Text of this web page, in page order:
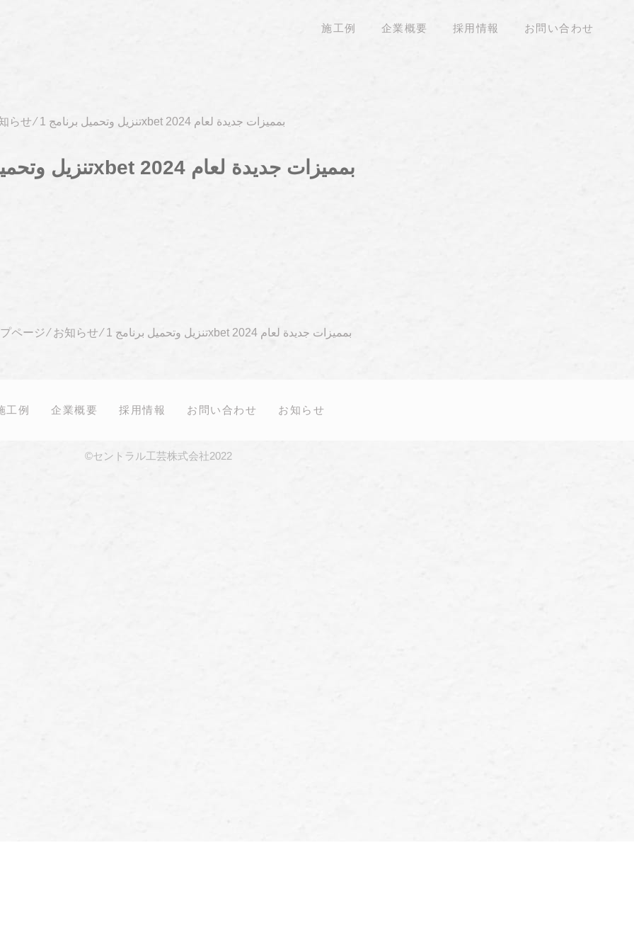
施工例 企業概要 採用情報 お問い合わせ
らせ⁄ تنزيل وتحميل برنامج 1xbet بمميزات جديدة لعام 2024
تنزيل وتحميل برنامج 1xbet بمميزات جديدة لعام 2024
ページ⁄ お知らせ⁄ تنزيل وتحميل برنامج 1xbet بمميزات جديدة لعام 2024
工例 企業概要 採用情報 お問い合わせ お知らせ
©セントラル工芸株式会社2022